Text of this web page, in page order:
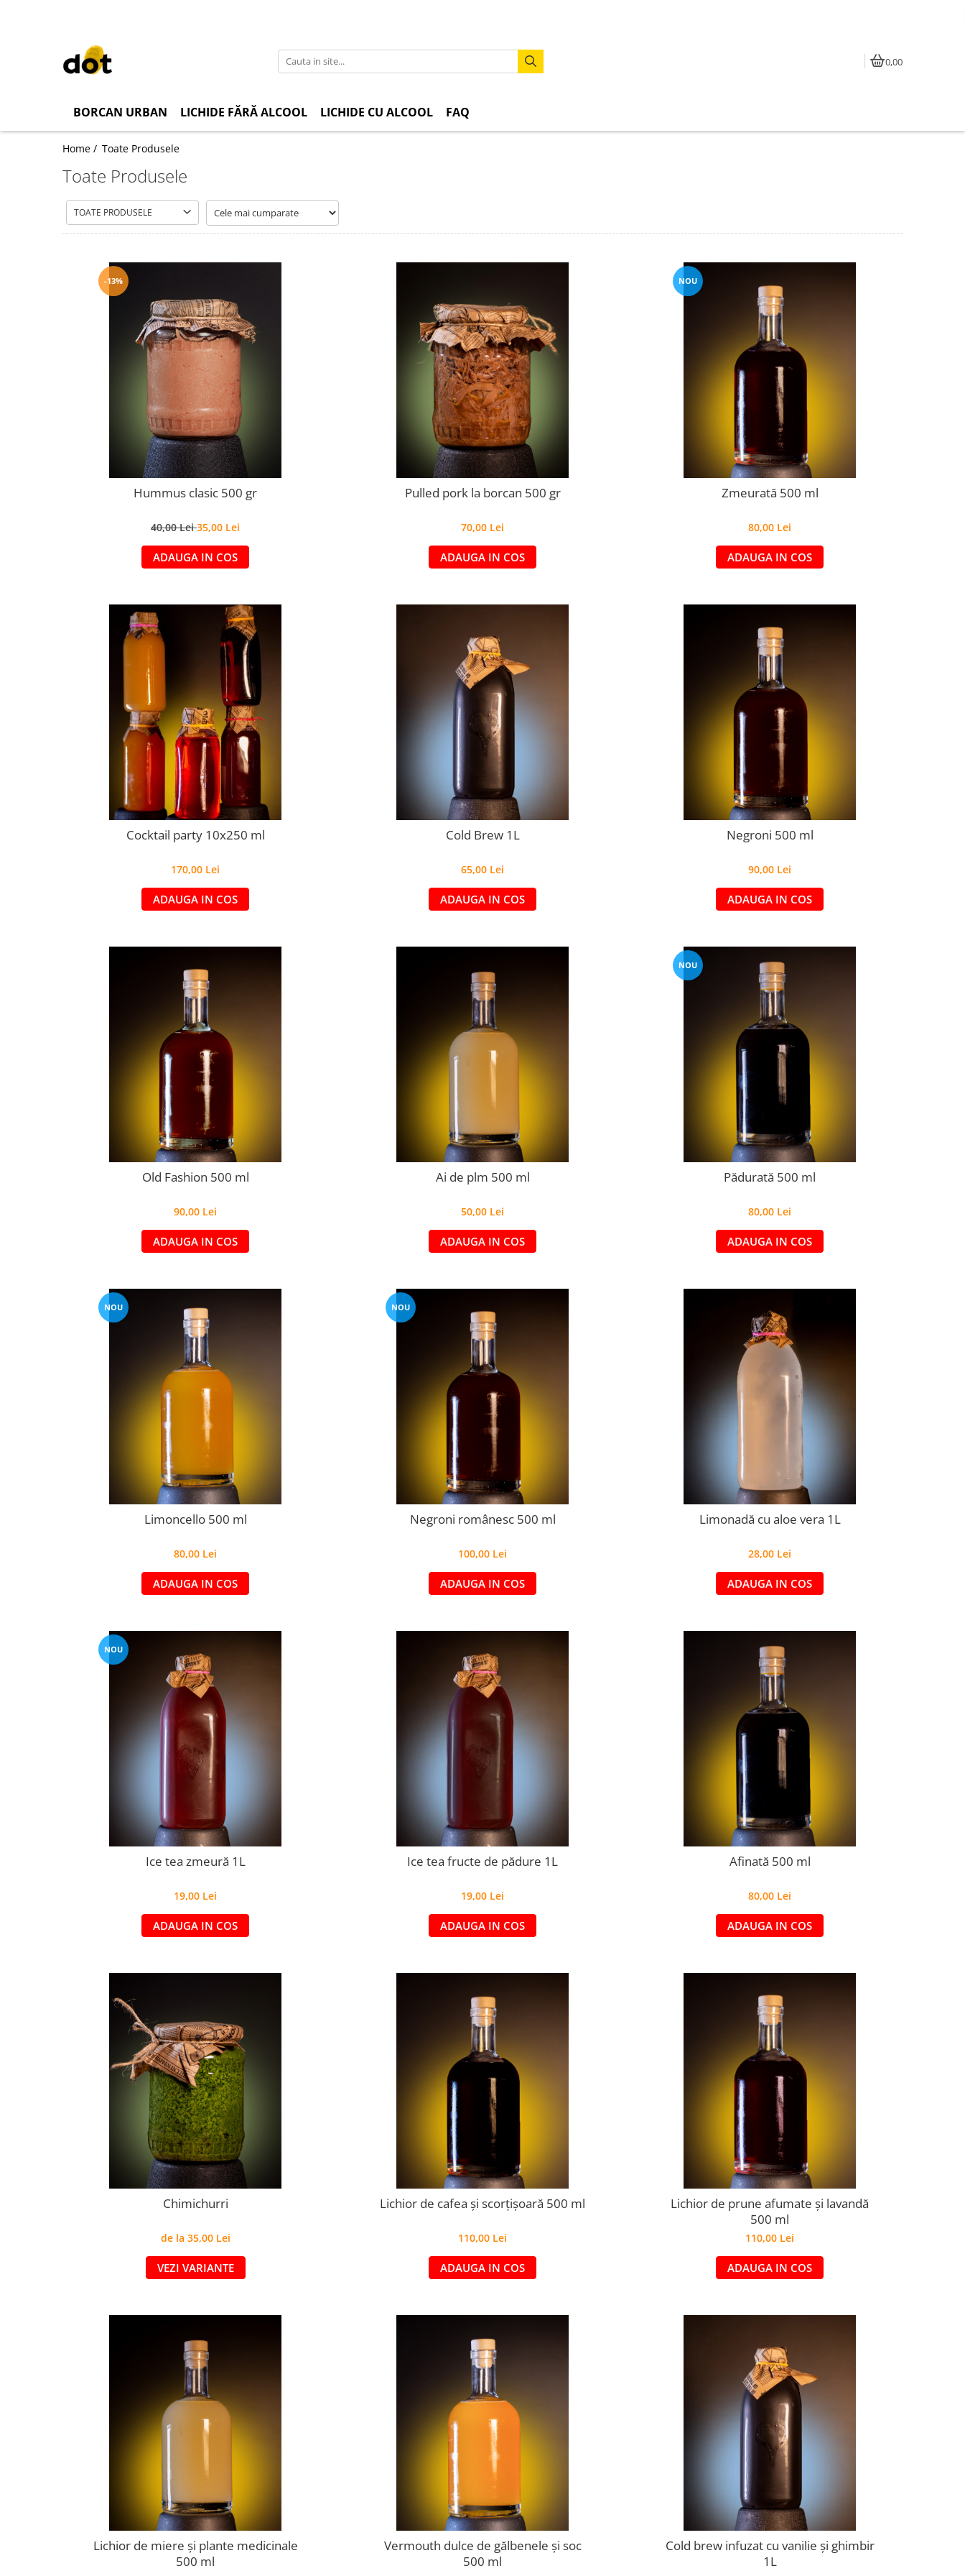
0,00
BORCAN URBAN LICHIDE FĂRĂ ALCOOL LICHIDE CU ALCOOL FAQ
Home / Toate Produsele
Toate Produsele
TOATE PRODUSELE
-13%
Hummus clasic 500 gr
40,00 Lei35,00 Lei
ADAUGA IN COS
Pulled pork la borcan 500 gr
70,00 Lei
ADAUGA IN COS
NOU
Zmeurată 500 ml
80,00 Lei
ADAUGA IN COS
Cocktail party 10x250 ml
170,00 Lei
ADAUGA IN COS
Cold Brew 1L
65,00 Lei
ADAUGA IN COS
Negroni 500 ml
90,00 Lei
ADAUGA IN COS
Old Fashion 500 ml
90,00 Lei
ADAUGA IN COS
Ai de plm 500 ml
50,00 Lei
ADAUGA IN COS
NOU
Pădurată 500 ml
80,00 Lei
ADAUGA IN COS
NOU
Limoncello 500 ml
80,00 Lei
ADAUGA IN COS
NOU
Negroni românesc 500 ml
100,00 Lei
ADAUGA IN COS
Limonadă cu aloe vera 1L
28,00 Lei
ADAUGA IN COS
NOU
Ice tea zmeură 1L
19,00 Lei
ADAUGA IN COS
Ice tea fructe de pădure 1L
19,00 Lei
ADAUGA IN COS
Afinată 500 ml
80,00 Lei
ADAUGA IN COS
Chimichurri
de la 35,00 Lei
VEZI VARIANTE
Lichior de cafea și scorțișoară 500 ml
110,00 Lei
ADAUGA IN COS
Lichior de prune afumate și lavandă
500 ml
110,00 Lei
ADAUGA IN COS
Lichior de miere și plante medicinale
500 ml
Vermouth dulce de gălbenele și soc
500 ml
Cold brew infuzat cu vanilie și ghimbir
1L